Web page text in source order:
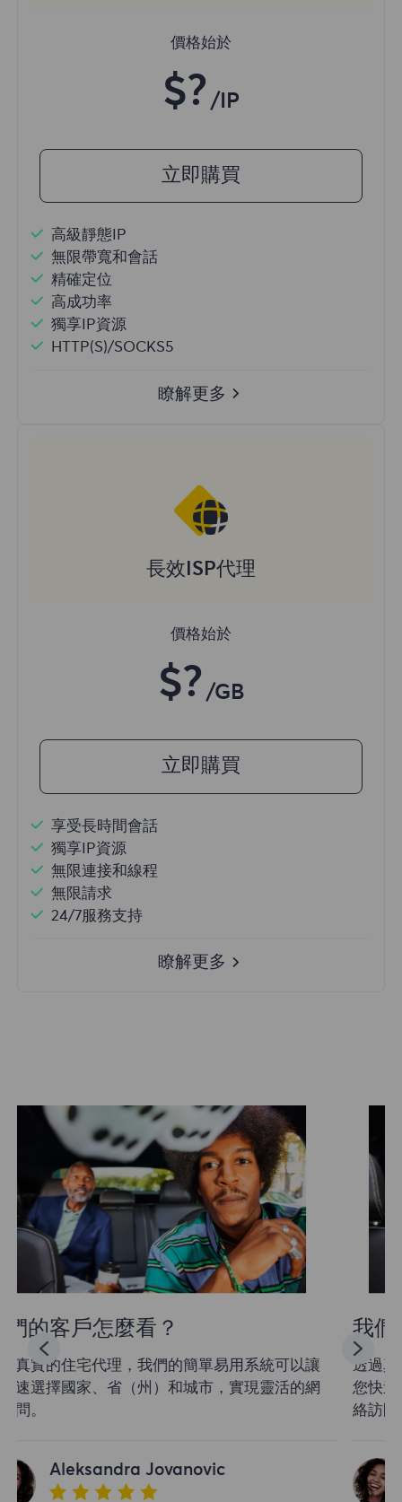
價格始於
$? /IP
立即購買
高級靜態IP
無限帶寬和會話
精確定位
高成功率
獨享IP資源
HTTP(S)/SOCKS5
瞭解更多
長效ISP代理
價格始於
$? /GB
立即購買
享受長時間會話
獨享IP資源
無限連接和線程
無限請求
24/7服務支持
瞭解更多
我們的客戶怎麼看？
透過真實的住宅代理，我們的簡單易用系統可以讓
您快速選擇國家、省（州）和城市，實現靈活的網
絡訪問。
Aleksandra Jovanovic